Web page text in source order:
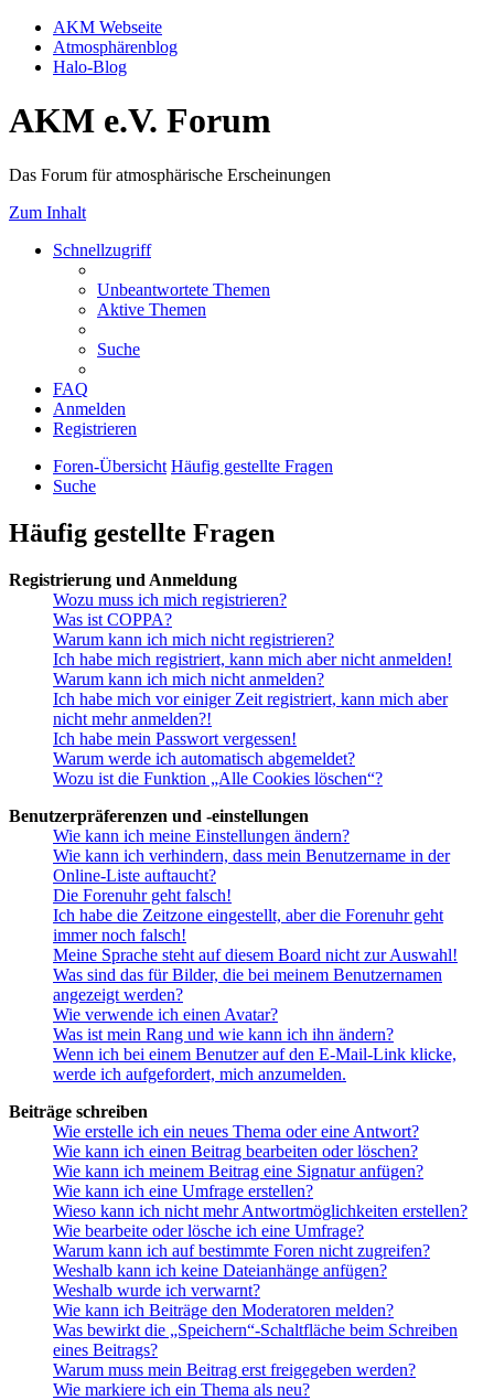
AKM Webseite
Atmosphärenblog
Halo-Blog
AKM e.V. Forum
Das Forum für atmosphärische Erscheinungen
Zum Inhalt
Schnellzugriff
Unbeantwortete Themen
Aktive Themen
Suche
FAQ
Anmelden
Registrieren
Foren-Übersicht Häufig gestellte Fragen
Suche
Häufig gestellte Fragen
Registrierung und Anmeldung
Wozu muss ich mich registrieren?
Was ist COPPA?
Warum kann ich mich nicht registrieren?
Ich habe mich registriert, kann mich aber nicht anmelden!
Warum kann ich mich nicht anmelden?
Ich habe mich vor einiger Zeit registriert, kann mich aber
nicht mehr anmelden?!
Ich habe mein Passwort vergessen!
Warum werde ich automatisch abgemeldet?
Wozu ist die Funktion „Alle Cookies löschen“?
Benutzerpräferenzen und -einstellungen
Wie kann ich meine Einstellungen ändern?
Wie kann ich verhindern, dass mein Benutzername in der
Online-Liste auftaucht?
Die Forenuhr geht falsch!
Ich habe die Zeitzone eingestellt, aber die Forenuhr geht
immer noch falsch!
Meine Sprache steht auf diesem Board nicht zur Auswahl!
Was sind das für Bilder, die bei meinem Benutzernamen
angezeigt werden?
Wie verwende ich einen Avatar?
Was ist mein Rang und wie kann ich ihn ändern?
Wenn ich bei einem Benutzer auf den E-Mail-Link klicke,
werde ich aufgefordert, mich anzumelden.
Beiträge schreiben
Wie erstelle ich ein neues Thema oder eine Antwort?
Wie kann ich einen Beitrag bearbeiten oder löschen?
Wie kann ich meinem Beitrag eine Signatur anfügen?
Wie kann ich eine Umfrage erstellen?
Wieso kann ich nicht mehr Antwortmöglichkeiten erstellen?
Wie bearbeite oder lösche ich eine Umfrage?
Warum kann ich auf bestimmte Foren nicht zugreifen?
Weshalb kann ich keine Dateianhänge anfügen?
Weshalb wurde ich verwarnt?
Wie kann ich Beiträge den Moderatoren melden?
Was bewirkt die „Speichern“-Schaltfläche beim Schreiben
eines Beitrags?
Warum muss mein Beitrag erst freigegeben werden?
Wie markiere ich ein Thema als neu?